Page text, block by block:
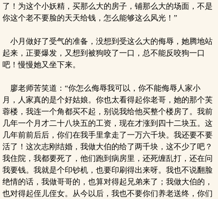
了！为这个小妖精，买那么大的房子，铺那么大的场面，不是
你这个老不要脸的天天给钱，怎么能够这么风光！”
小月做好了受气的准备，没想到受这么大的侮辱，她腾地站
起来，正要爆发，又想到被狗咬了一口，总不能反咬狗一口
吧！慢慢她又坐下来。
廖老师苦笑道：“你怎么侮辱我可以，你不能侮辱人家小
月，人家真的是个好姑娘。你也太看得起你老哥，她的那个芙
蓉楼，我连一个角都买不起，别说我给他买整个楼房了。我前
几年一个月才二十八块五的工资，现在才涨到四十二块五。这
几年前前后后，你们在我手里拿走了一万六千块。我还要不要
活了！这次志刚结婚，我做大伯的给了两千块，这不少了吧？
我住院，我都要死了，他们跑到病房里，还死缠乱打，还在问
我要钱。我就是个印钞机，也要印刷得出来呀。我也不说翻脸
绝情的话，我做哥哥的，也算对得起兄弟来了；我做大伯的，
也对得起侄儿侄女。从今以后，我也不要你们养老送终，你们